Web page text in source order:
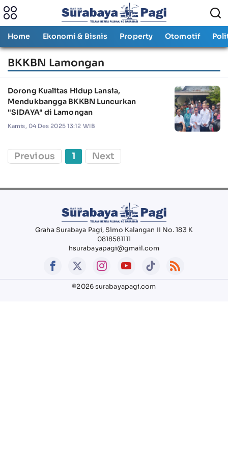
Home Ekonomi & Bisnis Property Otomotif
BKKBN Lamongan
Dorong Kualitas Hidup Lansia,
Mendukbangga BKKBN Luncurkan
"SIDAYA" di Lamongan
Kamis, 04 Des 2025 13:12 WIB
Previous 1 Next
Graha Surabaya Pagi, Simo Kalangan II No. 183 K
0818581111
hsurabayapagi@gmail.com
©2026 surabayapagi.com